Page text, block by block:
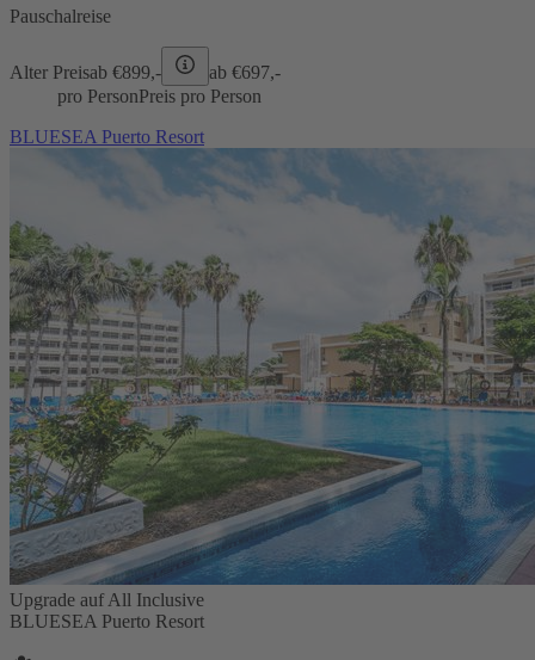
Pauschalreise
Alter Preisab €899,- ab €697,-
pro PersonPreis pro Person
BLUESEA Puerto Resort
Upgrade auf All Inclusive
BLUESEA Puerto Resort